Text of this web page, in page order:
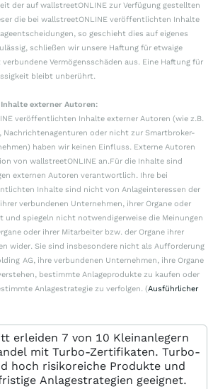
der auf wallstreetONLINE zur Verfügung gestellten
die bei wallstreetONLINE veröffentlichten Inhalte
so geschieht dies auf eigenes
schließen wir unsere Haftung für etwaige
Vermögensschäden aus. Eine Haftung für
bleibt unberührt.
externer Autoren:
veröffentlichten Inhalte externer Autoren (wie z.B.
oder nicht zur Smartbroker-
haben wir keinen Einfluss. Externe Autoren
von wallstreetONLINE an.Für die Inhalte sind
externen Autoren verantwortlich. Ihre bei
Inhalte sind nicht von Anlageinteressen der
verbundenen Unternehmen, ihrer Organe oder
und spiegeln nicht notwendigerweise die Meinungen
oder ihrer Mitarbeiter bzw. der Organe ihrer
wider. Sie sind insbesondere nicht als Aufforderung
AG, ihre verbundenen Unternehmen, ihre Organe
bestimmte Anlageprodukte zu kaufen oder
Anlagestrategie zu verfolgen. (Ausführlicher
erleiden 7 von 10 Kleinanlegern
mit Turbo-Zertifikaten. Turbo-
hoch risikoreiche Produkte und
Anlagestrategien geeignet.